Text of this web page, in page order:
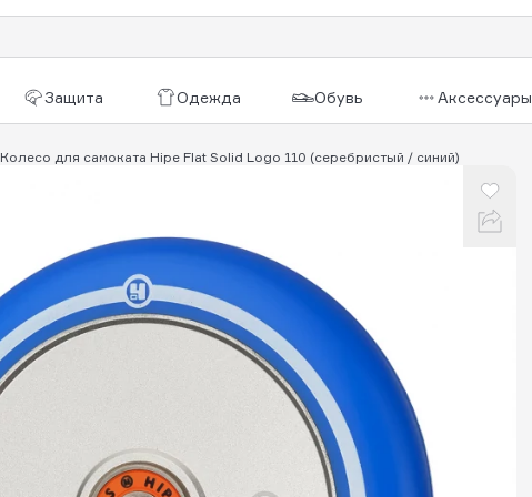
Защита Одежда Обувь Аксессуары
Колесо для самоката Hipe Flat Solid Logo 110 (серебристый / синий)